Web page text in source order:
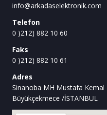
info@arkadaselektronik.com
Telefon
0 )212) 882 10 60
Faks
0 )212) 882 10 61
Adres
Sinanoba MH Mustafa Kemal
Büyükçekmece /İSTANBUL